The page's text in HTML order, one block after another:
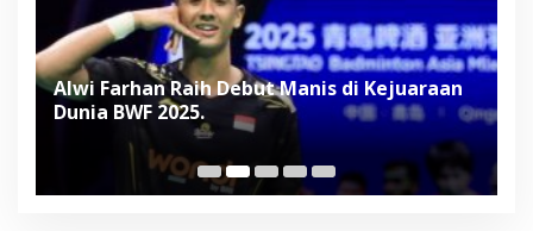
Alwi Farhan Raih Debut Manis di Kejuaraan
Dunia BWF 2025.